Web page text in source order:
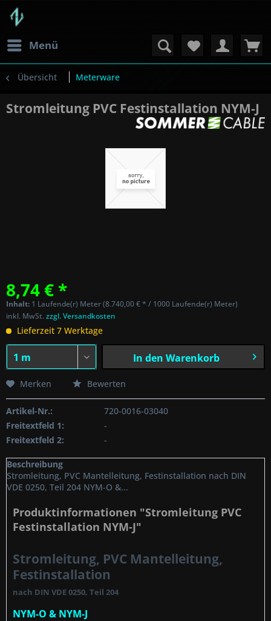
Menü
Übersicht Meterware
Stromleitung PVC Festinstallation NYM-J
8,74 € *
Inhalt: 1 Laufende(r) Meter (8.740,00 € * / 1000 Laufende(r) Meter)
inkl. MwSt.zzgl. Versandkosten
Lieferzeit 7 Werktage
In den Warenkorb
Merken Bewerten
Artikel-Nr.:
720-0016-03040
Freitextfeld 1:
-
Freitextfeld 2:
-
Beschreibung
Stromleitung, PVC Mantelleitung, Festinstallation nach DIN
VDE 0250, Teil 204 NYM-O &...
Produktinformationen "Stromleitung PVC
Festinstallation NYM-J"
Stromleitung, PVC Mantelleitung,
Festinstallation
nach DIN VDE 0250, Teil 204
NYM-O & NYM-J